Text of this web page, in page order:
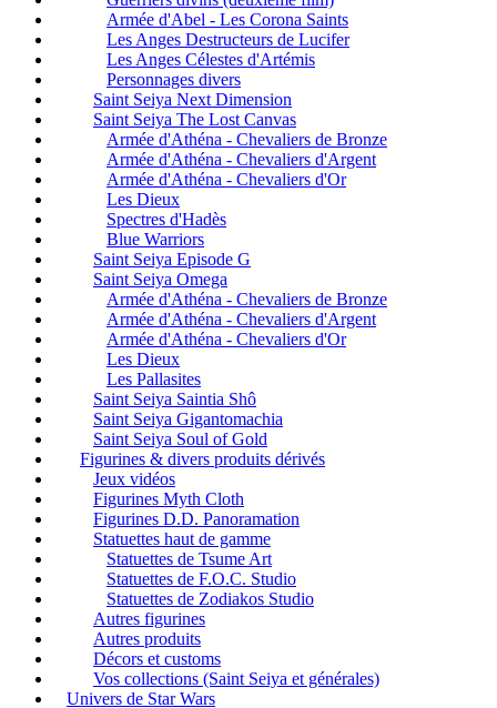
Armée d'Abel - Les Corona Saints
Les Anges Destructeurs de Lucifer
Les Anges Célestes d'Artémis
Personnages divers
Saint Seiya Next Dimension
Saint Seiya The Lost Canvas
Armée d'Athéna - Chevaliers de Bronze
Armée d'Athéna - Chevaliers d'Argent
Armée d'Athéna - Chevaliers d'Or
Les Dieux
Spectres d'Hadès
Blue Warriors
Saint Seiya Episode G
Saint Seiya Omega
Armée d'Athéna - Chevaliers de Bronze
Armée d'Athéna - Chevaliers d'Argent
Armée d'Athéna - Chevaliers d'Or
Les Dieux
Les Pallasites
Saint Seiya Saintia Shô
Saint Seiya Gigantomachia
Saint Seiya Soul of Gold
Figurines & divers produits dérivés
Jeux vidéos
Figurines Myth Cloth
Figurines D.D. Panoramation
Statuettes haut de gamme
Statuettes de Tsume Art
Statuettes de F.O.C. Studio
Statuettes de Zodiakos Studio
Autres figurines
Autres produits
Décors et customs
Vos collections (Saint Seiya et générales)
Univers de Star Wars